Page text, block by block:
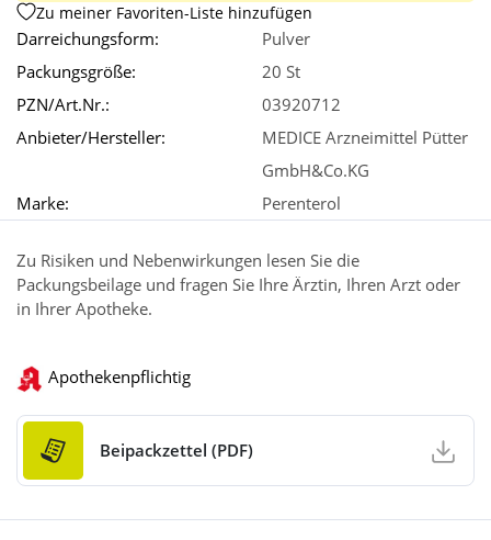
Zu meiner Favoriten-Liste hinzufügen
Darreichungsform:
Pulver
Packungsgröße:
20 St
PZN/Art.Nr.:
03920712
Anbieter/Hersteller:
MEDICE Arzneimittel Pütter
GmbH&Co.KG
Marke:
Perenterol
Zu Risiken und Nebenwirkungen lesen Sie die
Packungsbeilage und fragen Sie Ihre Ärztin, Ihren Arzt oder
in Ihrer Apotheke.
Apothekenpflichtig
Beipackzettel (PDF)